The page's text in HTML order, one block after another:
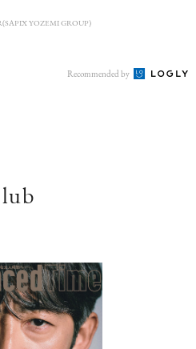
YOZEMI GROUP)
Recommended by